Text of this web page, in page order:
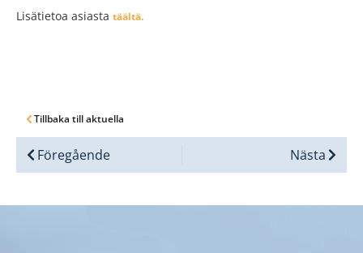
Lisätietoa asiasta täältä.
Tillbaka till aktuella
Föregående Nästa